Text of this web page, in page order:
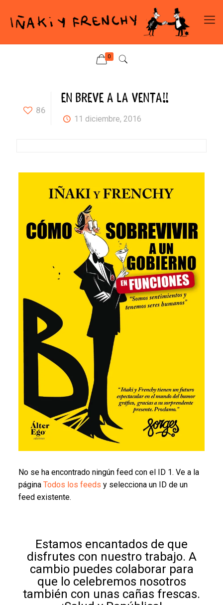
0
86
EN BREVE A LA VENTA!!
11 diciembre, 2016
No se ha encontrado ningún feed con el ID 1. Ve a la
página Todos los feeds y selecciona un ID de un
feed existente.
Estamos encantados de que
disfrutes con nuestro trabajo. A
cambio puedes colaborar para
que lo celebremos nosotros
también con unas cañas frescas.